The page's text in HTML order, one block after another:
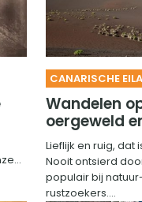
CANARISCHE
Wandelen
oergeweld
Lieflijk en ruig, dat
Nooit ontsierd
populair bij
rustzoekers....